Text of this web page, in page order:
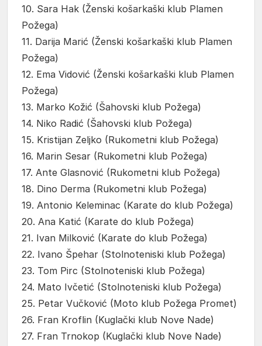
10. Sara Hak (Ženski košarkaški klub Plamen
Požega)
11. Darija Marić (Ženski košarkaški klub Plamen
Požega)
12. Ema Vidović (Ženski košarkaški klub Plamen
Požega)
13. Marko Kožić (Šahovski klub Požega)
14. Niko Radić (Šahovski klub Požega)
15. Kristijan Zeljko (Rukometni klub Požega)
16. Marin Sesar (Rukometni klub Požega)
17. Ante Glasnović (Rukometni klub Požega)
18. Dino Derma (Rukometni klub Požega)
19. Antonio Keleminac (Karate do klub Požega)
20. Ana Katić (Karate do klub Požega)
21. Ivan Milković (Karate do klub Požega)
22. Ivano Špehar (Stolnoteniski klub Požega)
23. Tom Pirc (Stolnoteniski klub Požega)
24. Mato Ivčetić (Stolnoteniski klub Požega)
25. Petar Vučković (Moto klub Požega Promet)
26. Fran Kroflin (Kuglački klub Nove Nade)
27. Fran Trnokop (Kuglački klub Nove Nade)